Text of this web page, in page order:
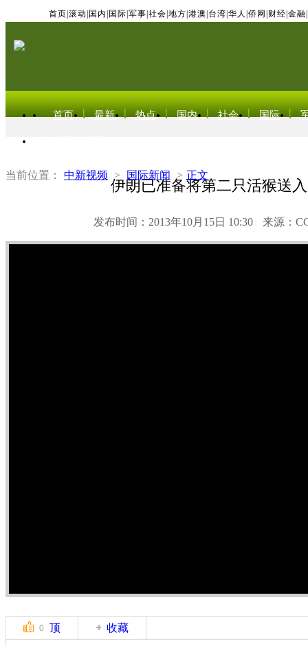
首页 滚动 国内 国际 军事 社会 地方 港澳 台湾 华人 侨网 财经 金融
首页 最新 热点 国内 社会 国际
当前位置： 中新视频 > 国际新闻 > 正文
伊朗已准备将第二只活猴送
发布时间：2013年10月15日 10:30 来源：
0 顶 收藏